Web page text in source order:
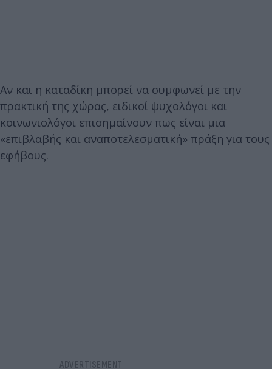
Αν και η καταδίκη μπορεί να συμφωνεί με την
πρακτική της χώρας, ειδικοί ψυχολόγοι και
κοινωνιολόγοι επισημαίνουν πως είναι μια
«επιβλαβής και αναποτελεσματική» πράξη για τους
εφήβους.